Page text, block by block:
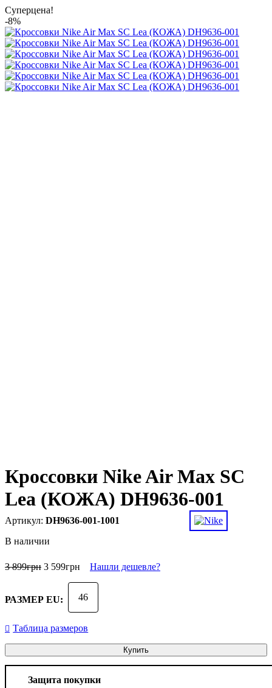
Суперцена!
-8%
Кроссовки Nike Air Max SC
Lea (КОЖА) DH9636-001
DH9636-001-1001
В наличии
3 899грн 3 599грн Нашли дешевле?
РАЗМЕР EU: 46
Таблица размеров
Купить
Защита покупки